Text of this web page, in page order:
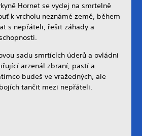
Hornet se vydej na smrtelně
k vrcholu neznámé země, během
s nepřáteli, řešit záhady a
sadu smrtících úderů a ovládni
arzenál zbraní, pastí a
budeš ve vražedných, ale
tančit mezi nepřáteli.